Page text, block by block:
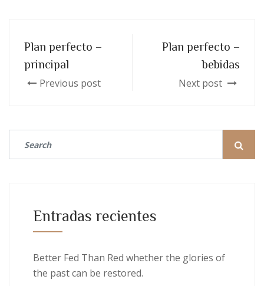
Plan perfecto –
principal
Previous post
Plan perfecto –
bebidas
Next post
Entradas recientes
Better Fed Than Red whether the glories of
the past can be restored.